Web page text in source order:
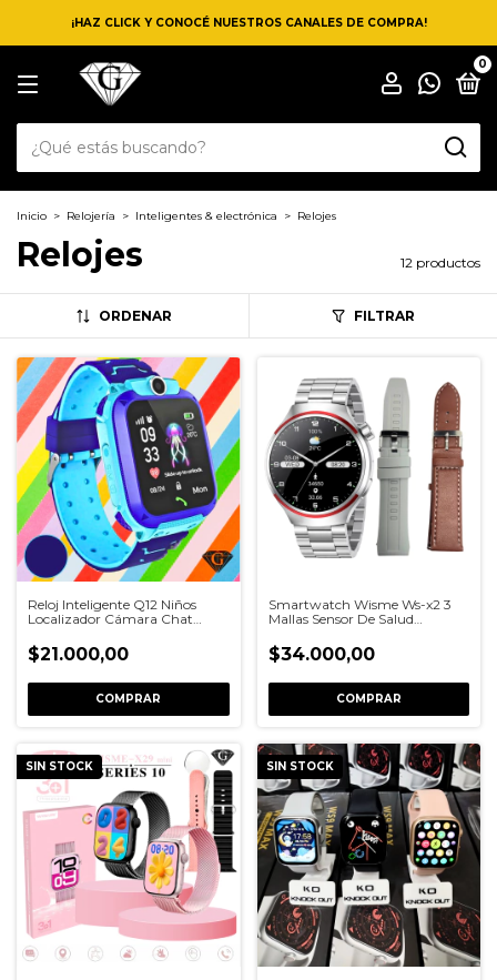
¡HAZ CLICK Y CONOCÉ NUESTROS CANALES DE COMPRA!
0
Inicio > Relojería > Inteligentes & electrónica > Relojes
Relojes 12 productos
ORDENAR FILTRAR
Reloj Inteligente Q12 Niños
Localizador Cámara Chat
$21.000,00
COMPRAR
Smartwatch Wisme Ws-x2 3
Mallas Sensor De Salud
$34.000,00
COMPRAR
SIN STOCK SIN STOCK